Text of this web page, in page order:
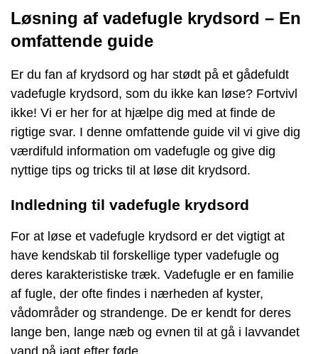
Løsning af vadefugle krydsord – En
omfattende guide
Er du fan af krydsord og har stødt på et gådefuldt
vadefugle krydsord, som du ikke kan løse? Fortvivl
ikke! Vi er her for at hjælpe dig med at finde de
rigtige svar. I denne omfattende guide vil vi give dig
værdifuld information om vadefugle og give dig
nyttige tips og tricks til at løse dit krydsord.
Indledning til vadefugle krydsord
For at løse et vadefugle krydsord er det vigtigt at
have kendskab til forskellige typer vadefugle og
deres karakteristiske træk. Vadefugle er en familie
af fugle, der ofte findes i nærheden af ​​kyster,
vådområder og strandenge. De er kendt for deres
lange ben, lange næb og evnen til at gå i lavvandet
vand på jagt efter føde.